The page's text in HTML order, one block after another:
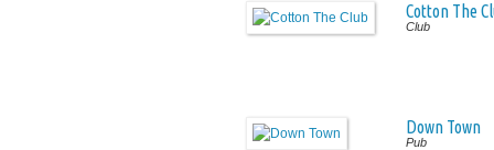
Cotton The
Club
Down Town
Pub